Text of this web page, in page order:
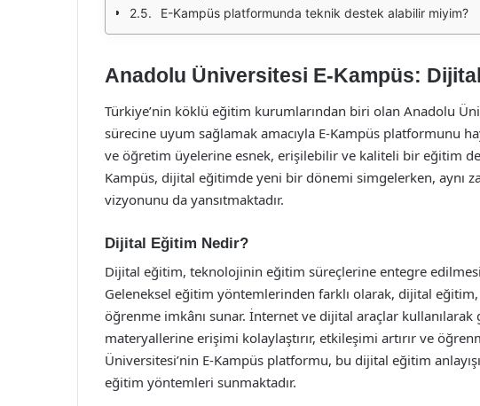
E-Kampüs platformunda teknik destek alabilir miyim?
Anadolu Üniversitesi E-Kampüs:
Türkiye’nin köklü eğitim kurumlarından biri olan Anadolu
sürecine uyum sağlamak amacıyla E-Kampüs platformunu
ve öğretim üyelerine esnek, erişilebilir ve kaliteli bir eğitim
Kampüs, dijital eğitimde yeni bir dönemi simgelerken, aynı
vizyonunu da yansıtmaktadır.
Dijital Eğitim Nedir?
Dijital eğitim, teknolojinin eğitim süreçlerine entegre
Geleneksel eğitim yöntemlerinden farklı olarak, dijital
öğrenme imkânı sunar. İnternet ve dijital araçlar
materyallerine erişimi kolaylaştırır, etkileşimi artırır ve
Üniversitesi’nin E-Kampüs platformu, bu dijital eğitim
eğitim yöntemleri sunmaktadır.